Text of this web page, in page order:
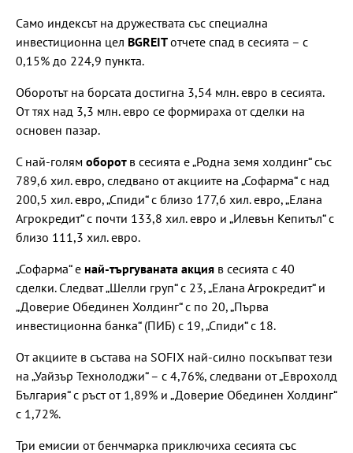
Само индексът на дружествата със специална
инвестиционна цел BGREITотчете спад в сесията – с
0,15% до 224,9 пункта.
Оборотът на борсата достигна 3,54 млн. евро в сесията.
От тях над 3,3 млн. евро се формираха от сделки на
основен пазар.
С най-голям оборот в сесията е „Родна земя холдинг“ със
789,6 хил. евро, следвано от акциите на „Софарма“ с над
200,5 хил. евро, „Спиди“ с близо 177,6 хил. евро, „Елана
Агрокредит“ с почти 133,8 хил. евро и „Илевън Кепитъл“ с
близо 111,3 хил. евро.
„Софарма“ е най-търгуваната акция в сесията с 40
сделки. Следват „Шелли груп“ с 23, „Елана Агрокредит“ и
„Доверие Обединен Холдинг“ с по 20, „Първа
инвестиционна банка“ (ПИБ) с 19, „Спиди“ с 18.
От акциите в състава на SOFIX най-силно поскъпват тези
на „Уайзър Технолоджи“ – с 4,76%, следвани от „Еврохолд
България“ с ръст от 1,89% и „Доверие Обединен Холдинг“
с 1,72%.
Три емисии от бенчмарка приключиха сесията със